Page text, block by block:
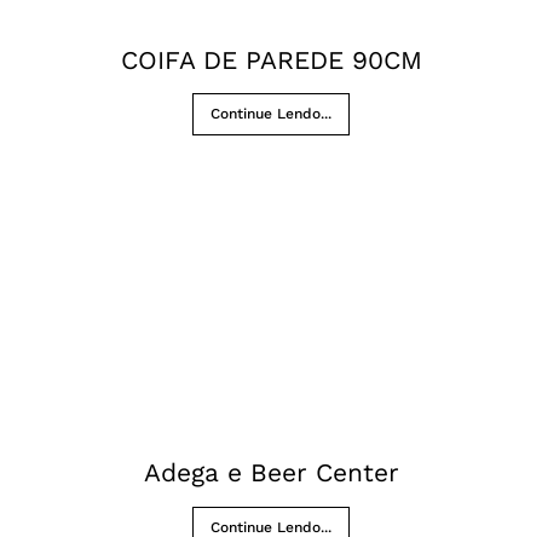
COIFA DE PAREDE 90CM
Continue Lendo...
Adega e Beer Center
Continue Lendo...